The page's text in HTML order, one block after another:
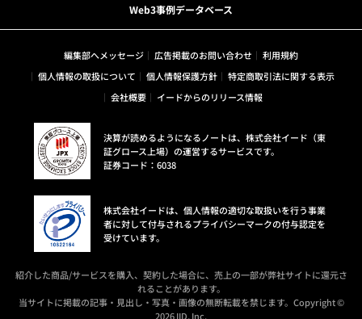
Web3事例データベース
編集部へメッセージ 広告掲載のお問い合わせ
利用規約
個人情報の取扱について
個人情報保護方針
特定商取引法に関する表示
会社概要
イードからのリリース情報
決算が読めるようになるノートは、株式会社イード（東
証グロース上場）の運営するサービスです。
証券コード：6038
株式会社イードは、個人情報の適切な取扱いを行う事業
者に対して付与されるプライバシーマークの付与認定を
受けています。
紹介した商品/サービスを購入、契約した場合に、売上の一部が弊社サイトに還元さ
れることがあります。
当サイトに掲載の記事・見出し・写真・画像の無断転載を禁じます。Copyright ©
2026 IID, Inc.